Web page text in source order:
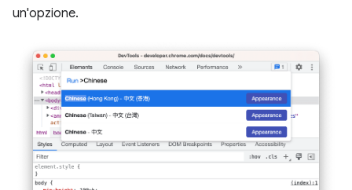
un'opzione.